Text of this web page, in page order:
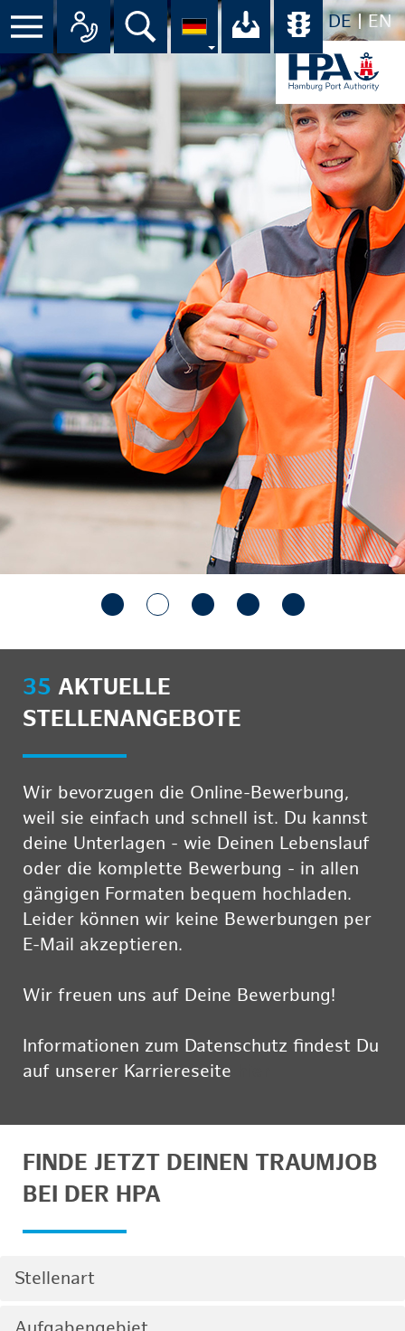
DE EN
Suche Ihr Download-
35 AKTUELLE
STELLENANGEBOTE
Wir bevorzugen die Online-Bewerbung,
weil sie einfach und schnell ist. Du kannst
deine Unterlagen - wie Deinen Lebenslauf
oder die komplette Bewerbung - in allen
gängigen Formaten bequem hochladen.
Leider können wir keine Bewerbungen per
E-Mail akzeptieren.
Wir freuen uns auf Deine Bewerbung!
Informationen zum Datenschutz findest Du
auf unserer Karriereseite
FINDE JETZT DEINEN TRAUMJOB
BEI DER HPA
Stellenart